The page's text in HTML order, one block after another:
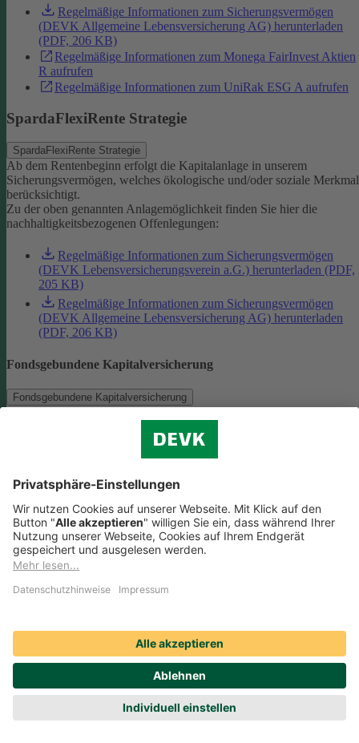
Regelmäßige Informationen zum Sicherungsvermögen
(DEVK Allgemeine Lebensversicherung AG) herunterladen
(PDF, 206 KB)
Regelmäßige Informationen zum Monega FairInvest Aktien
R aufrufen
Regelmäßige Informationen zum UniRak ESG A aufrufen
SpardaFlexiRente Strategie
SpardaFlexiRente Strategie
Ab dem Rentenbeginn erfolgt die Kapitalanlage in unserem
Sicherungsvermögen, welches ökologische und/oder soziale
berücksichtigt.
Zu der oben genannten Anlagemöglichkeit finden Sie hier die
nachhaltigkeitsbezogenen Offenlegungen:
Regelmäßige Informationen zum Sicherungsvermögen
(DEVK Lebensversicherungsverein a.G.) herunterladen (PDF,
205 KB)
Regelmäßige Informationen zum Sicherungsvermögen
(DEVK Allgemeine Lebensversicherung AG) herunterladen
(PDF, 206 KB)
Fondsgebundene Kapitalversicherung
Fondsgebundene Kapitalversicherung
Als Anlagemöglichkeit mit ökologischen und/oder sozialen
Zu der oben genannten Anlagemöglichkeit finden Sie hier die
nachhaltigkeitsbezogenen Offenlegungen:
Regelmäßige Informationen zum Monega FairInvest Aktien
R aufrufen
Weitere Rentenversicherungen (nicht fondsgebunden)
ökologische und/oder soziale Merkmale berücksichtigt.Zu der oben
genannten Anlagemöglichkeit finden Sie hier die
nachhaltigkeitsbezogenen Offenlegungen:
Regelmäßige Informationen zum Sicherungsvermögen
(DEVK Lebensversicherungsverein a.G.) herunterladen (PDF,
205 KB)